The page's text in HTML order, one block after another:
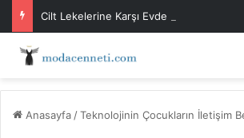
Cilt Lekelerine Karşı Evde Maske Önerileri
Anasayfa /Teknolojinin Çocukların İletişim